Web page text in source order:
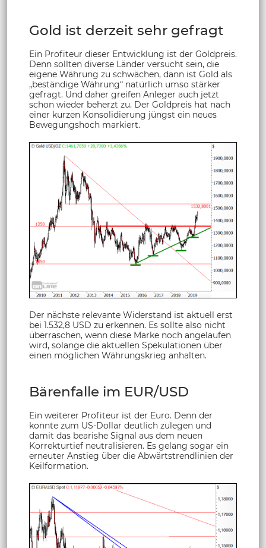
Gold ist derzeit sehr gefragt
Ein Profiteur dieser Entwicklung ist der Goldpreis.
Denn sollten diverse Länder versucht sein, die
eigene Währung zu schwächen, dann ist Gold als
„beständige Währung“ natürlich umso stärker
gefragt. Und daher greifen Anleger auch jetzt
schon wieder beherzt zu. Der Goldpreis hat nach
einer kurzen Konsolidierung jüngst ein neues
Bewegungshoch markiert.
Der nächste relevante Widerstand ist aktuell erst
bei 1.532,8 USD zu erkennen. Es sollte also nicht
überraschen, wenn diese Marke noch angelaufen
wird, solange die aktuellen Spekulationen über
einen möglichen Währungskrieg anhalten.
Bärenfalle im EUR/USD
Ein weiterer Profiteur ist der Euro. Denn der
konnte zum US-Dollar deutlich zulegen und
damit das bearishe Signal aus dem neuen
Korrekturtief neutralisieren. Es gelang sogar ein
erneuter Anstieg über die Abwärtstrendlinien der
Keilformation.